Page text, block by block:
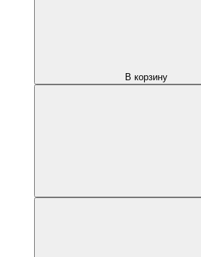
В корзину